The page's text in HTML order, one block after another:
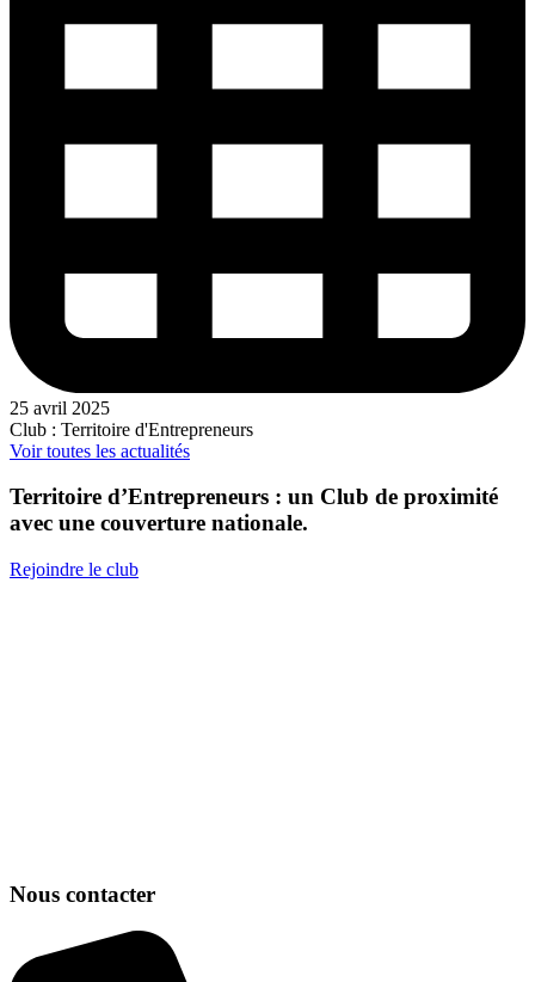
25 avril 2025
Club : Territoire d'Entrepreneurs
Voir toutes les actualités
Territoire d’Entrepreneurs : un Club de proximité
avec une couverture nationale.
Rejoindre le club
Nous contacter